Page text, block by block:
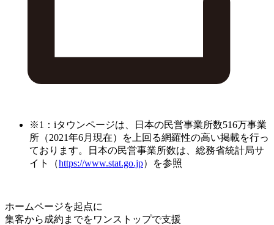
※1：iタウンページは、日本の民営事業所数516万事業
所（2021年6月現在）を上回る網羅性の高い掲載を行っ
ております。日本の民営事業所数は、総務省統計局サ
イト（https://www.stat.go.jp）を参照
ホームページを起点に
集客から成約までをワンストップで支援